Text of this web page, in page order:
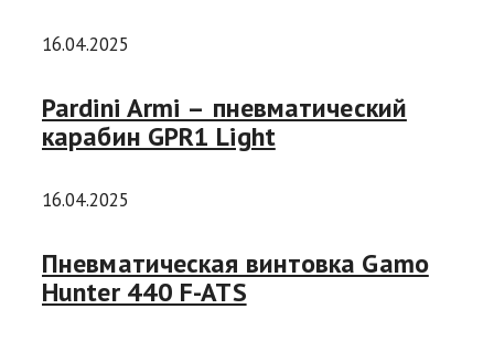
16.04.2025
Pardini Armi – пневматический
карабин GPR1 Light
16.04.2025
Пневматическая винтовка Gamo
Hunter 440 F-ATS